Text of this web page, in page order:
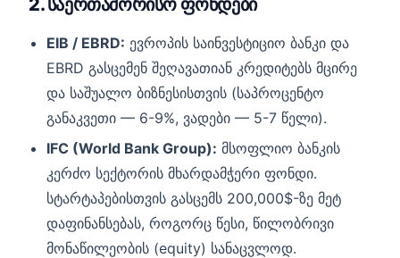
EIB / EBRD: ევროპის საინვესტიციო ბანკი და
EBRD გასცემენ შეღავათიან კრედიტებს მცირე
და საშუალო ბიზნესისთვის (საპროცენტო
განაკვეთი — 6-9%, ვადები — 5-7 წელი).
IFC (World Bank Group): მსოფლიო ბანკის
კერძო სექტორის მხარდამჭერი ფონდი.
სტარტაპებისთვის გასცემს 200,000$-ზე მეტ
დაფინანსებას, როგორც წესი, წილობრივი
მონაწილეობის (equity) სანაცვლოდ.